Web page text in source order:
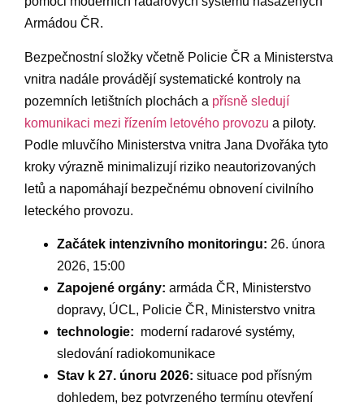
Armádou⁢ ČR.
Bezpečnostní ​složky⁣ včetně Policie ⁤ČR a ⁢Ministerstva
⁣vnitra ‌nadále ⁤provádějí systematické kontroly na‍
pozemních letištních plochách a⁢ přísně⁢ sledují
komunikaci mezi řízením ​letového⁤ provozu a piloty.⁢
Podle ⁤mluvčího Ministerstva ⁢vnitra Jana Dvořáka tyto
⁤kroky ⁤výrazně minimalizují riziko neautorizovaných
letů a napomáhají bezpečnému obnovení civilního
leteckého provozu.
Začátek intenzivního monitoringu: 26. února
2026, ⁤15:00
Zapojené orgány: armáda ⁣ČR, Ministerstvo
dopravy, ÚCL, Policie ČR, Ministerstvo vnitra
technologie: ‍ moderní radarové systémy,
‍sledování radiokomunikace
Stav k‌ 27. ​únoru 2026: situace pod přísným
dohledem,‍ bez potvrzeného ⁣termínu ‍otevření